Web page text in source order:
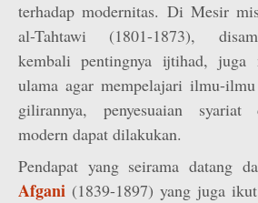
terhadap modernitas. Di Mesir
al-Tahtawi (1801-1873),
kembali pentingnya ijtihad, juga
ulama agar mempelajari ilmu-
gilirannya, penyesuaian syariat
modern dapat dilakukan.
Pendapat yang seirama datang
Afgani (1839-1897) yang juga